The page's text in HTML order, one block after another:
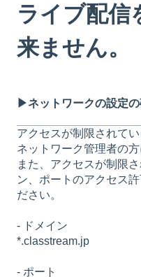
ライブ配信
来ません。
▶ネットワークの設定の
アクセスが制限されて
ネットワーク管理者の方
また、アクセスが制限
ン、ポートのアクセス
ださい。
- ドメイン
*.classtream.jp
- ポート